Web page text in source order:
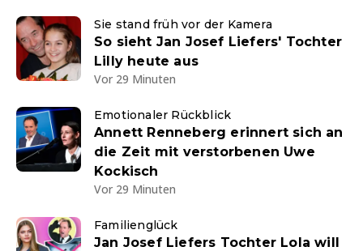
Sie stand früh vor der Kamera
So sieht Jan Josef Liefers' Tochter
Lilly heute aus
Vor 29 Minuten
Emotionaler Rückblick
Annett Renneberg erinnert sich an
die Zeit mit verstorbenen Uwe
Kockisch
Vor 29 Minuten
Familienglück
Jan Josef Liefers Tochter Lola will